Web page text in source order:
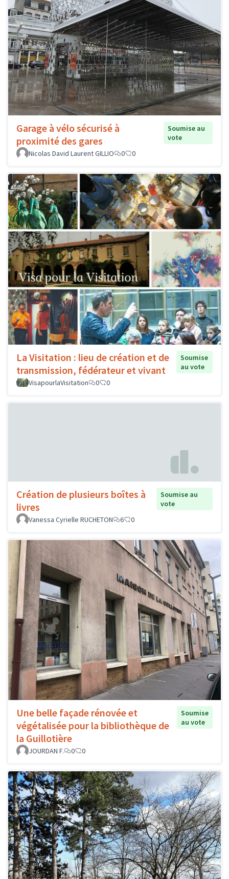
Garage à vélo sécurisé à
proximité des gares
Soumise au
vote
Nicolas David Laurent GILLIO
0 0
La Visitation : lieu de création et de
transmission, fédérateur et vivant
Soumise
au vote
VisapourlaVisitation
0 0
Création de plusieurs boîtes à
livres
Soumise au
vote
Vanessa Cyrielle RUCHETON
6 0
Une belle façade rénovée et
végétalisée pour la bibliothèque de
la Guillotière
Soumise
au vote
JOURDAN F. 0 0